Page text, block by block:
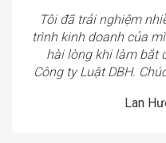
Tôi đã trải nghiệm
trình kinh doanh của
hài lòng khi làm bắt
Công ty Luật DBH.
Lan